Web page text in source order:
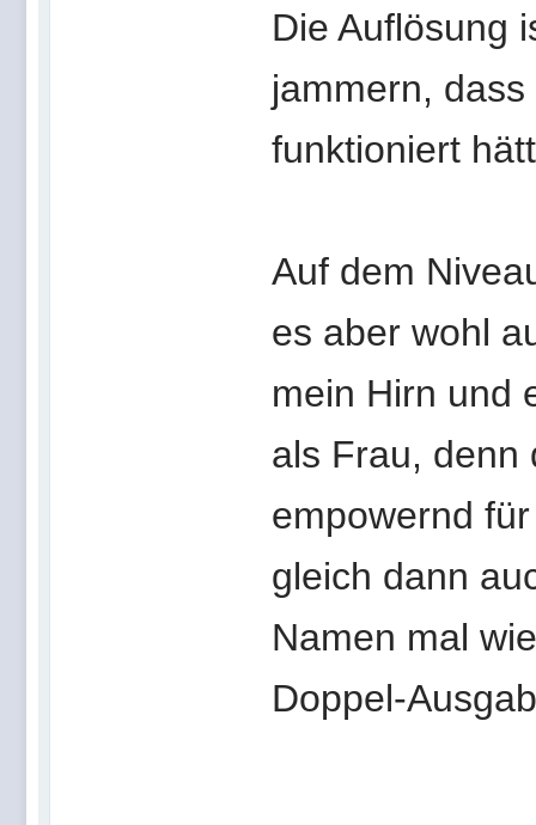
Die Auflösung
jammern,
funktioniert
Auf dem
es aber wohl
mein Hirn und
als Frau, denn
empowernd
gleich dann
Namen mal
Doppel-